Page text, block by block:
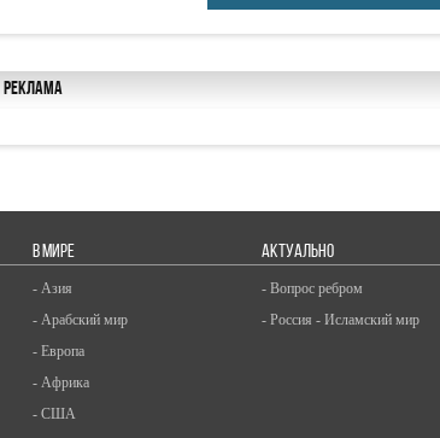
Реклама
В МИРЕ
- Азия
- Арабский мир
- Европа
- Африка
- США
АКТУАЛЬНО
- Вопрос ребром
- Россия - Исламский мир